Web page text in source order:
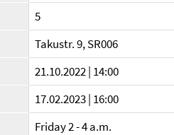
5
Takustr. 9, SR006
21.10.2022 | 14:00
17.02.2023 | 16:00
Friday 2 - 4 a.m.